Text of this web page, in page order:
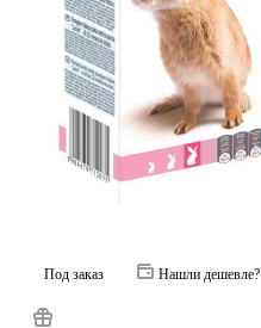
Под заказ Нашли дешевле?